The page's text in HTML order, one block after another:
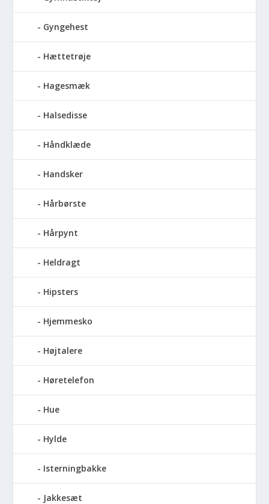
Gyngehest
Hættetrøje
Hagesmæk
Halsedisse
Håndklæde
Handsker
Hårbørste
Hårpynt
Heldragt
Hipsters
Hjemmesko
Højtalere
Høretelefon
Hue
Hylde
Isterningbakke
Jakkesæt